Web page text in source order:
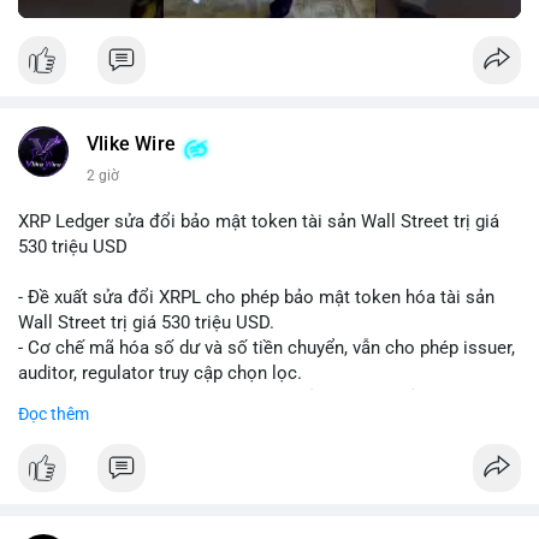
Vlike Wire
2 giờ
XRP Ledger sửa đổi bảo mật token tài sản Wall Street trị giá
530 triệu USD
- Đề xuất sửa đổi XRPL cho phép bảo mật token hóa tài sản
Wall Street trị giá 530 triệu USD.
- Cơ chế mã hóa số dư và số tiền chuyển, vẫn cho phép issuer,
auditor, regulator truy cập chọn lọc.
tài chính.
chức tài chính.
Đọc thêm